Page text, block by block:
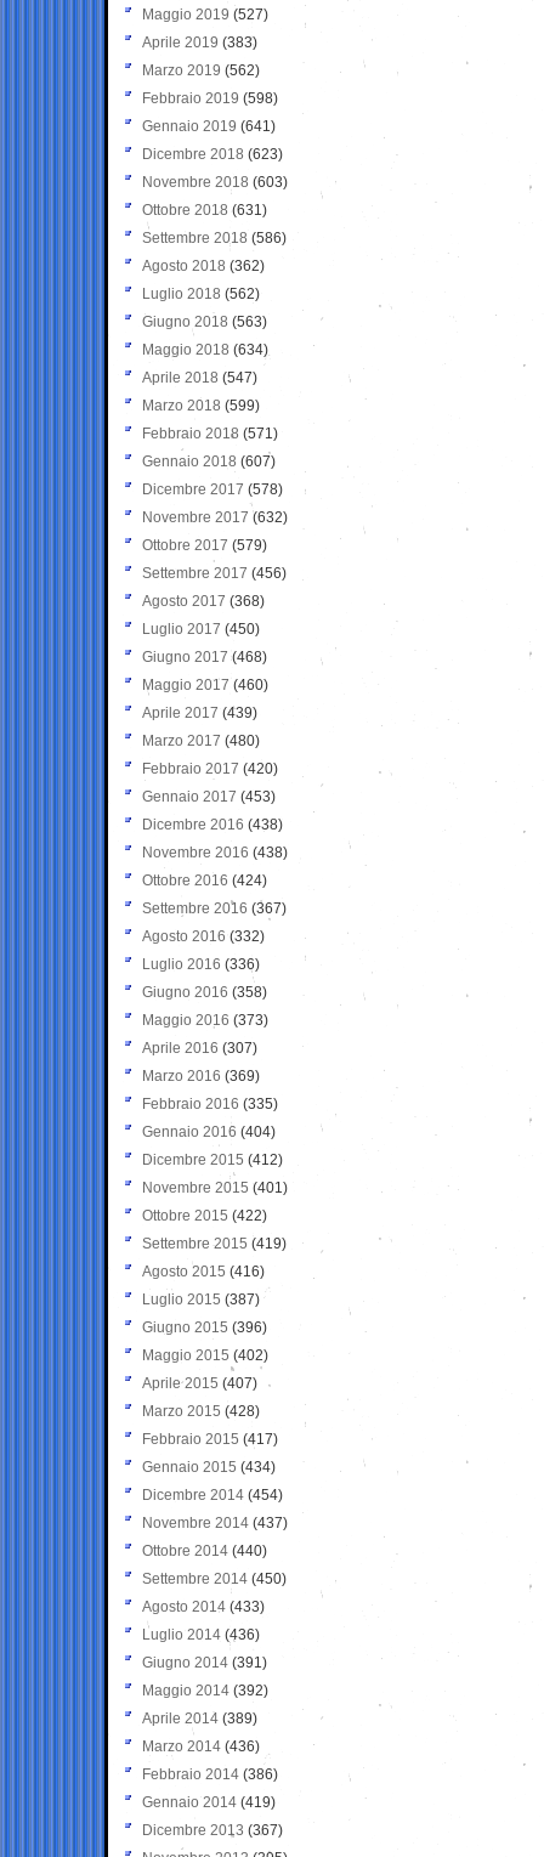
Maggio 2019 (527)
Aprile 2019 (383)
Marzo 2019 (562)
Febbraio 2019 (598)
Gennaio 2019 (641)
Dicembre 2018 (623)
Novembre 2018 (603)
Ottobre 2018 (631)
Settembre 2018 (586)
Agosto 2018 (362)
Luglio 2018 (562)
Giugno 2018 (563)
Maggio 2018 (634)
Aprile 2018 (547)
Marzo 2018 (599)
Febbraio 2018 (571)
Gennaio 2018 (607)
Dicembre 2017 (578)
Novembre 2017 (632)
Ottobre 2017 (579)
Settembre 2017 (456)
Agosto 2017 (368)
Luglio 2017 (450)
Giugno 2017 (468)
Maggio 2017 (460)
Aprile 2017 (439)
Marzo 2017 (480)
Febbraio 2017 (420)
Gennaio 2017 (453)
Dicembre 2016 (438)
Novembre 2016 (438)
Ottobre 2016 (424)
Settembre 2016 (367)
Agosto 2016 (332)
Luglio 2016 (336)
Giugno 2016 (358)
Maggio 2016 (373)
Aprile 2016 (307)
Marzo 2016 (369)
Febbraio 2016 (335)
Gennaio 2016 (404)
Dicembre 2015 (412)
Novembre 2015 (401)
Ottobre 2015 (422)
Settembre 2015 (419)
Agosto 2015 (416)
Luglio 2015 (387)
Giugno 2015 (396)
Maggio 2015 (402)
Aprile 2015 (407)
Marzo 2015 (428)
Febbraio 2015 (417)
Gennaio 2015 (434)
Dicembre 2014 (454)
Novembre 2014 (437)
Ottobre 2014 (440)
Settembre 2014 (450)
Agosto 2014 (433)
Luglio 2014 (436)
Giugno 2014 (391)
Maggio 2014 (392)
Aprile 2014 (389)
Marzo 2014 (436)
Febbraio 2014 (386)
Gennaio 2014 (419)
Dicembre 2013 (367)